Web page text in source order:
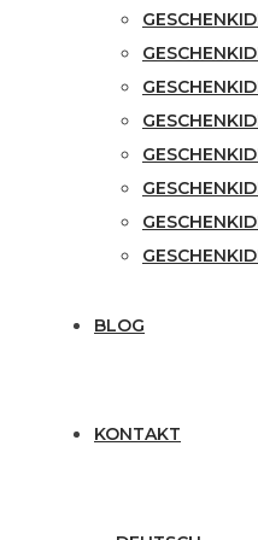
BLOG
KONTAKT